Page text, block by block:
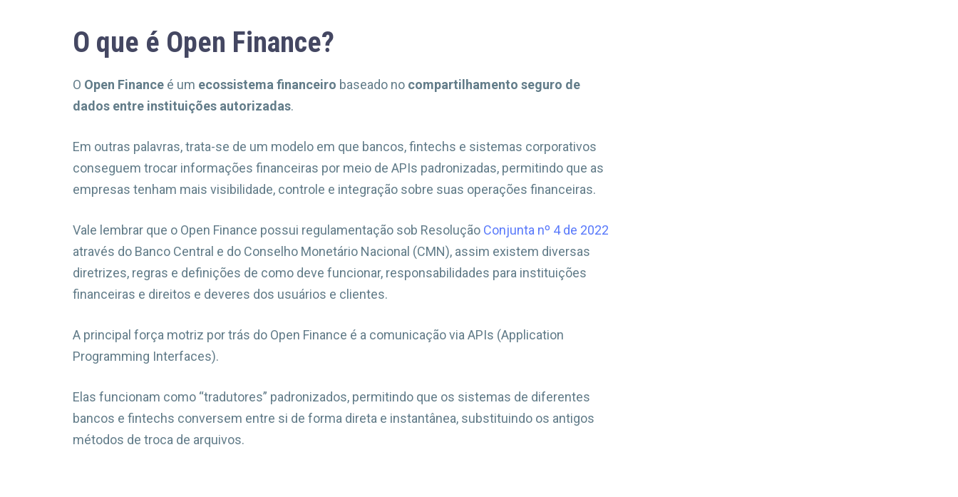
O que é Open Finance?
O Open Finance é um ecossistema financeiro baseado no compartilhamento seguro de
dados entre instituições autorizadas.
Em outras palavras, trata-se de um modelo em que bancos, fintechs e sistemas corporativos
conseguem trocar informações financeiras por meio de APIs padronizadas, permitindo que as
empresas tenham mais visibilidade, controle e integração sobre suas operações financeiras.
Vale lembrar que o Open Finance possui regulamentação sob Resolução Conjunta nº 4 de 2022
através do Banco Central e do Conselho Monetário Nacional (CMN), assim existem diversas
diretrizes, regras e definições de como deve funcionar, responsabilidades para instituições
financeiras e direitos e deveres dos usuários e clientes.
A principal força motriz por trás do Open Finance é a comunicação via APIs (Application
Programming Interfaces).
Elas funcionam como “tradutores” padronizados, permitindo que os sistemas de diferentes
bancos e fintechs conversem entre si de forma direta e instantânea, substituindo os antigos
métodos de troca de arquivos.